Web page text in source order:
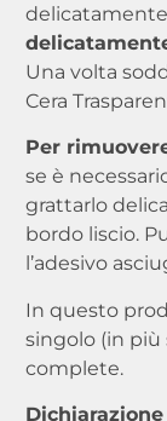
Una volta
Cera
Per
se è
grattarlo
bordo liscio.
l’adesivo
In questo
singolo (in più
complete.